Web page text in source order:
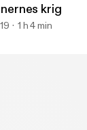
krig
1 h 4 min